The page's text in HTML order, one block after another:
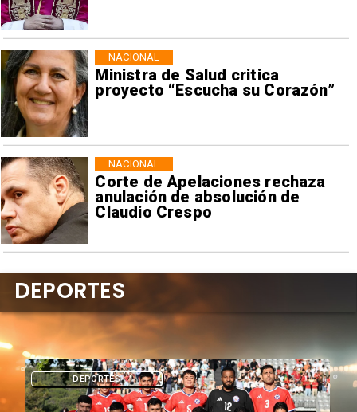
Ministra de Salud critica
proyecto “Escucha su Corazón”
NACIONAL
Corte de Apelaciones rechaza
anulación de absolución de
Claudio Crespo
NACIONAL
DEPORTES
DEPORTES